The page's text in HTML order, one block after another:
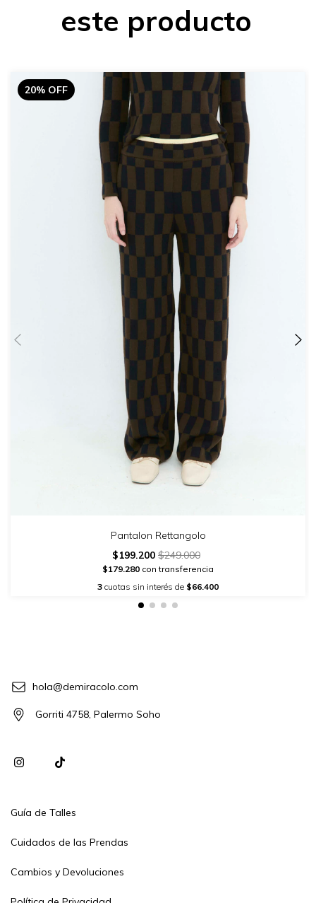
este producto
20% OFF
Pantalon Rettangolo
$199.200 $249.000
$179.280 con transferencia
3 cuotas sin interés de $66.400
hola@demiracolo.com
Gorriti 4758, Palermo Soho
Guía de Talles
Cuidados de las Prendas
Cambios y Devoluciones